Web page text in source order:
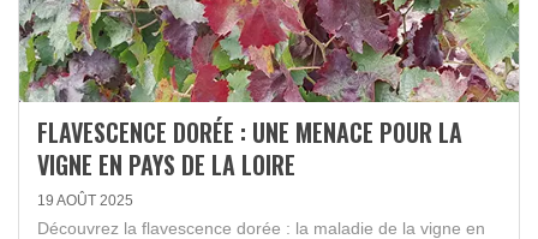
FLAVESCENCE DORÉE : UNE MENACE POUR LA
VIGNE EN PAYS DE LA LOIRE
19 AOÛT 2025
Découvrez la flavescence dorée : la maladie de la vigne en